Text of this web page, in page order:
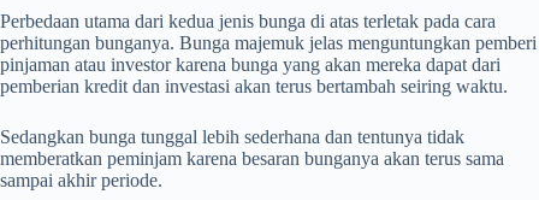
Perbedaan utama dari kedua jenis bunga di atas terletak pada cara
perhitungan bunganya. Bunga majemuk jelas menguntungkan pemberi
pinjaman atau investor karena bunga yang akan mereka dapat dari
pemberian kredit dan investasi akan terus bertambah seiring waktu.
Sedangkan bunga tunggal lebih sederhana dan tentunya tidak
memberatkan peminjam karena besaran bunganya akan terus sama
sampai akhir periode.